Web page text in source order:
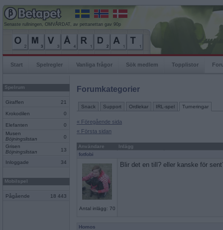
Senaste rullningen, OMVÅRDAT, av pettanettan gav 90p
Start Spelregler Vanliga frågor Sök medlem Topplistor
Spelrum
Giraffen 21
Krokodilen 0
Elefanten
0
Musen
Böjningslistan
0
Grisen
Böjningslistan
13
Inloggade 34
Mobilspel
Pågående 18 443
Forumkategorier
Snack Support Ordlekar IRL-spel Turneringar
« Föregående sida
« Första sidan
Användare
Inlägg
fotfobi
Antal inlägg: 70
Blir det en till? eller kanske för
Homos